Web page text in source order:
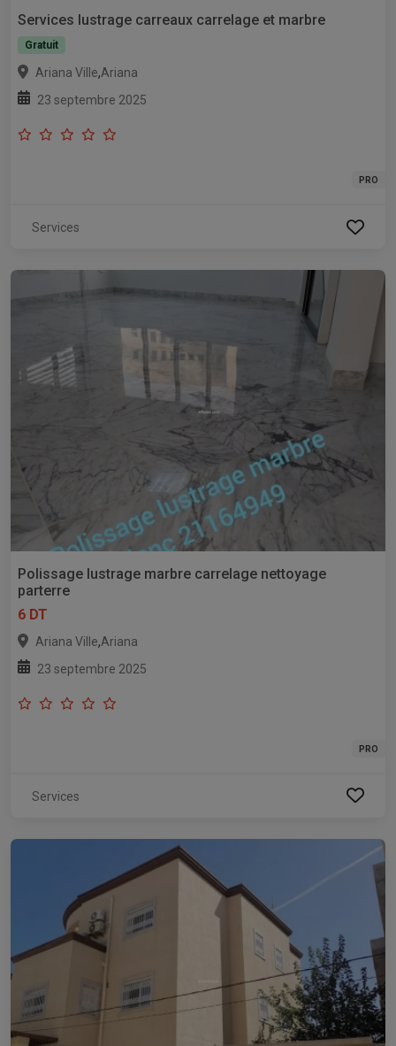
Services lustrage carreaux carrelage et marbre
Gratuit
Ariana Ville,Ariana
23 septembre 2025
PRO
Services
Polissage lustrage marbre carrelage nettoyage
parterre
6 DT
Ariana Ville,Ariana
23 septembre 2025
PRO
Services